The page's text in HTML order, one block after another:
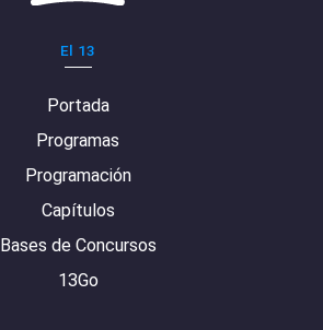
El 13
Portada
Programas
Programación
Capítulos
Bases de Concursos
13Go